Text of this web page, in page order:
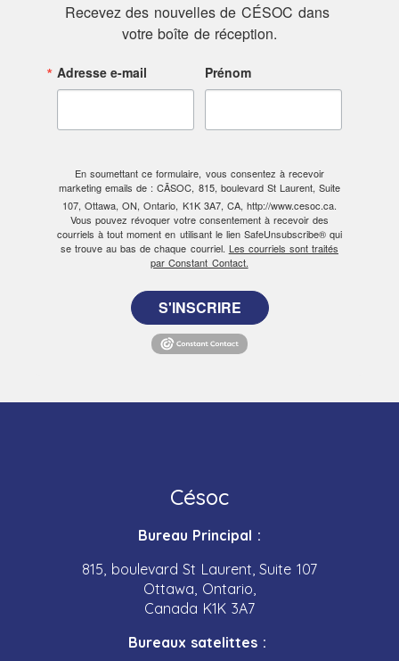
Recevez des nouvelles de CÉSOC dans
votre boîte de réception.
Adresse e-mail Prénom
En soumettant ce formulaire, vous consentez à recevoir
marketing emails de : CÃSOC, 815, boulevard St Laurent, Suite
107, Ottawa, ON, Ontario, K1K 3A7, CA, http://www.cesoc.ca.
Vous pouvez révoquer votre consentement à recevoir des
courriels à tout moment en utilisant le lien SafeUnsubscribe® qui
se trouve au bas de chaque courriel. Les courriels sont traités
par Constant Contact.
S'INSCRIRE
Césoc
Bureau Principal :
815, boulevard St Laurent, Suite 107
Ottawa, Ontario,
Canada K1K 3A7
Bureaux satelittes :